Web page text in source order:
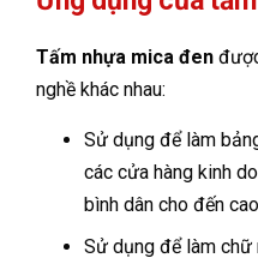
Tấm nhựa mica đen
nghề khác nhau:
Sử dụng để làm
các cửa hàng kinh
bình dân cho đến
Sử dụng để làm